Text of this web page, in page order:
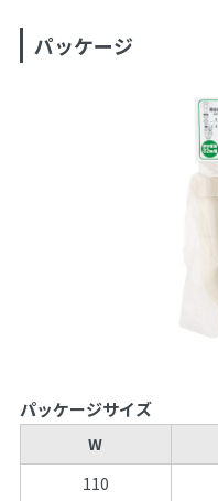
パッケージ
パッケージサイズ
W
110